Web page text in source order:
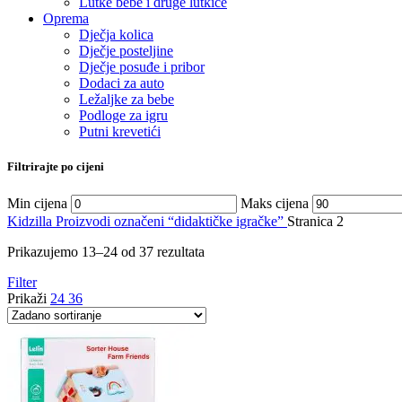
Oprema
Dječja kolica
Dječje posteljine
Dječje posuđe i pribor
Dodaci za auto
Ležaljke za bebe
Podloge za igru
Putni krevetići
Filtrirajte po cijeni
Min cijena Maks cijena
Kidzilla Proizvodi označeni “didaktičke igračke” Stranica 2
Prikazujemo 13–24 od 37 rezultata
Filter
Prikaži 24 36